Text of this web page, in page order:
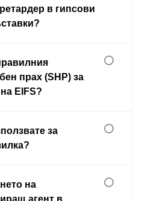
в гипсови
прах (SHP) за
EIFS?
за
на
агент в